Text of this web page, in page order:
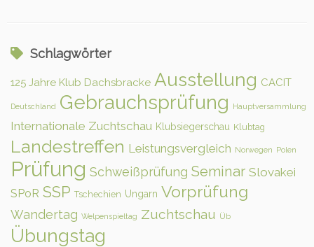
Schlagwörter
125 Jahre Klub Dachsbracke Ausstellung CACIT
Deutschland Gebrauchsprüfung Hauptversammlung
Internationale Zuchtschau Klubsiegerschau Klubtag
Landestreffen Leistungsvergleich Norwegen Polen
Prüfung Schweißprüfung Seminar Slovakei
SPoR SSP Tschechien Ungarn Vorprüfung
Wandertag Welpenspieltag Zuchtschau Üb
Übungstag